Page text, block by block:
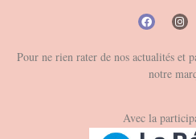
Pour ne rien rater de nos actualités et
notre
Avec la